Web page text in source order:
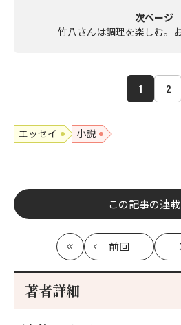
次ページ
竹八さんは調理を楽しむ。
1 2
エッセイ 小説
この記事の連
最
初
前回
記
著者詳細